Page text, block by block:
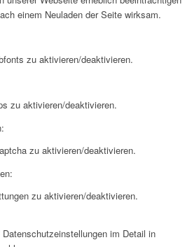
einem Neuladen der Seite wirksam.
zu aktivieren/deaktivieren.
zu aktivieren/deaktivieren.
zu aktivieren/deaktivieren.
zu aktivieren/deaktivieren.
im Detail in